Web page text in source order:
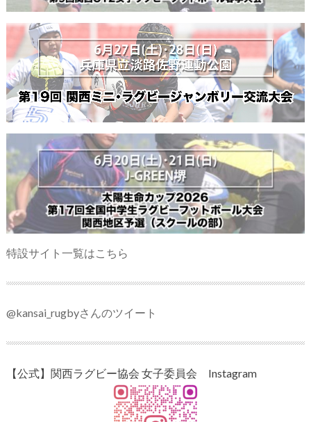
特設サイト一覧はこちら
@kansai_rugbyさんのツイート
【公式】関西ラグビー協会 女子委員会 Instagram